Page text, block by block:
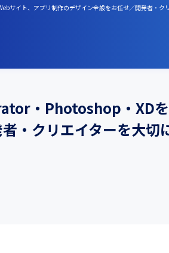
サイト、アプリ制作のデザイン全般をお任せ／開発者・ク
・Photoshop・XDを
・クリエイターを大切